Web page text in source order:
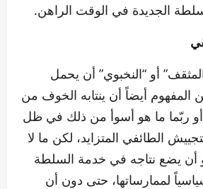
الجديدة في الوقت الراهن.
أو “النخبوي” أن يحمل
المفهوم أيضاً أن ينتابه الخوف من
ربّما ما هو أسوأ من ذلك في ظل
الطائفي المتزايد، لكن ما لا
أن يضع نتاجه في خدمة السلطة
لممارساتها، حتى دون أن